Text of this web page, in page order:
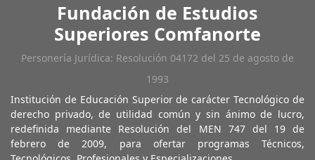
Fundación de Estudios
Superiores Comfanorte
Personería Jurídica: Resolución 04172 del 25 de agosto de
1993
Institución de Educación Superior de carácter Tecnológico de
derecho privado, de utilidad común y sin ánimo de lucro,
redefinida mediante Resolución del MEN 747 del 19 de
febrero de 2009, para ofertar programas Técnicos,